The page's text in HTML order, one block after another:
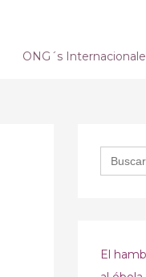
ONG´s
Buscar:
El